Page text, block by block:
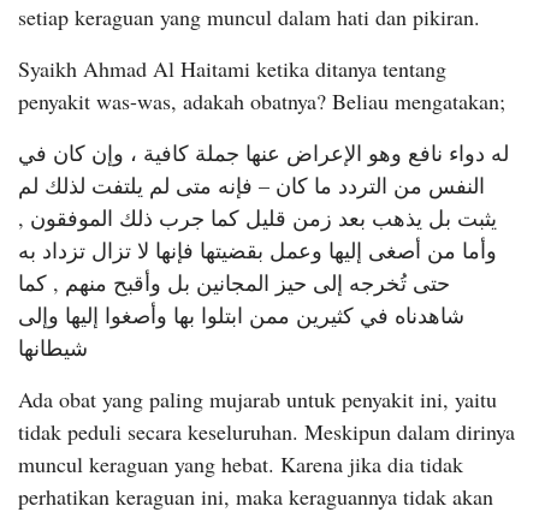
setiap keraguan yang muncul dalam hati dan pikiran.
Syaikh Ahmad Al Haitami ketika ditanya tentang
penyakit was-was, adakah obatnya? Beliau mengatakan;
له دواء نافع وهو الإعراض عنها جملة كافية ، وإن كان في
النفس من التردد ما كان – فإنه متى لم يلتفت لذلك لم
يثبت بل يذهب بعد زمن قليل كما جرب ذلك الموفقون ,
وأما من أصغى إليها وعمل بقضيتها فإنها لا تزال تزداد به
حتى تُخرجه إلى حيز المجانين بل وأقبح منهم , كما
شاهدناه في كثيرين ممن ابتلوا بها وأصغوا إليها وإلى
شيطانها
Ada obat yang paling mujarab untuk penyakit ini, yaitu
tidak peduli secara keseluruhan. Meskipun dalam dirinya
muncul keraguan yang hebat. Karena jika dia tidak
perhatikan keraguan ini, maka keraguannya tidak akan